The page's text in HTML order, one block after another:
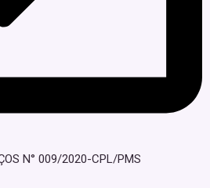
N° 009/2020-CPL/PMS